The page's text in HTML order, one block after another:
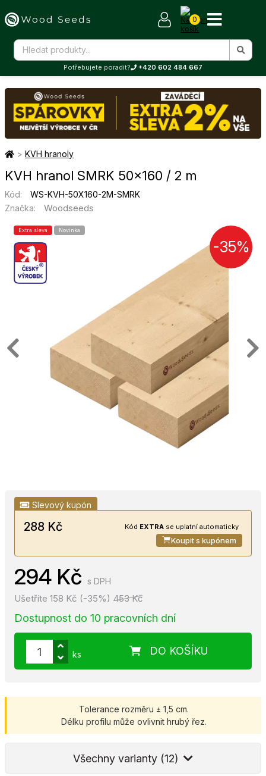
0
Potřebujete poradit? +420 602 484 667
> KVH hranoly
KVH hranol SMRK 50×160 / 2 m
Kód:
WS-KVH-50X160-2M-SMRK
Značka:
Woodseeds
Extra sleva Novinka
-35%
Slevový kupón
288 Kč Kód EXTRA se uplatní automaticky
Koupit s kupónem
294 Kč s DPH
453 Kč
Ušetříte 158 Kč (-35%)
Dostupnost do 10 pracovních dní
DO KOŠÍKU
ks
Tolerance rozměru ± 1,5 cm.
Délku profilu může ovlivnit hrubý řez.
Všechny varianty (12)